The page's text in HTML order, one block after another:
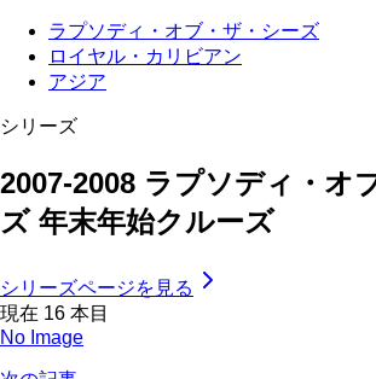
ラプソディ・オブ・ザ・シーズ
ロイヤル・カリビアン
アジア
シリーズ
2007-2008 ラプソディ・オ
ズ 年末年始クルーズ
シリーズページを見る
現在 16 本目
No Image